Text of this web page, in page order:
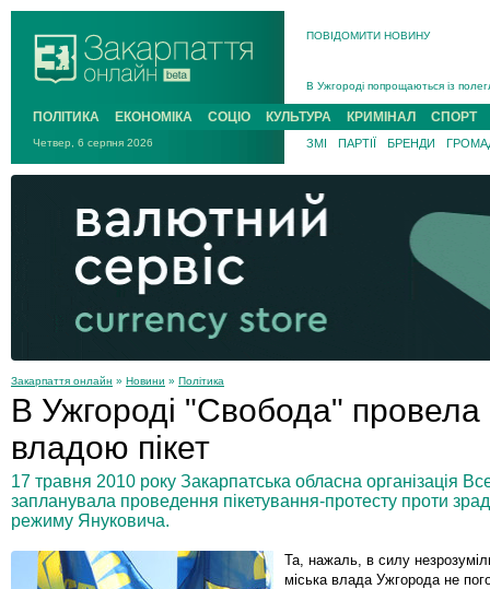
ПОВІДОМИТИ НОВИНУ
В Ужгороді попрощаються із
В Ужгороді 5 серпня
Підтвердили загибель
На війні з рф поліг військовий з
На Хустщині внаслідок ДТП за
Інструктора районного ТЦК на
ПОЛІТИКА ЕКОНОМІКА СОЦІО КУЛЬТУРА КРИМІНАЛ СПОРТ
Четвер, 6 серпня 2026 ЗМІ ПАРТІЇ БРЕНДИ
Закарпаття онлайн » Новини » Політика
В Ужгороді "Свобода"
владою пікет
17 травня 2010 року Закарпатська обласна організація
запланувала проведення пікетування-протесту проти
режиму Януковича.
Та, нажаль, в силу
міська влада Ужгорода не